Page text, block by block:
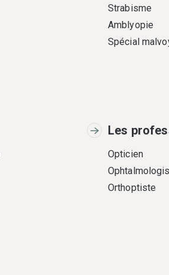
Strabisme
Amblyopie
Spécial
Les
Opticien
Orthoptiste